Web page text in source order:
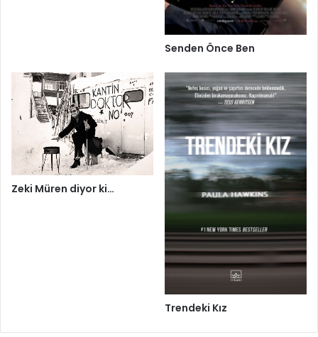
Senden Önce Ben
Zeki Müren diyor ki…
Trendeki Kız